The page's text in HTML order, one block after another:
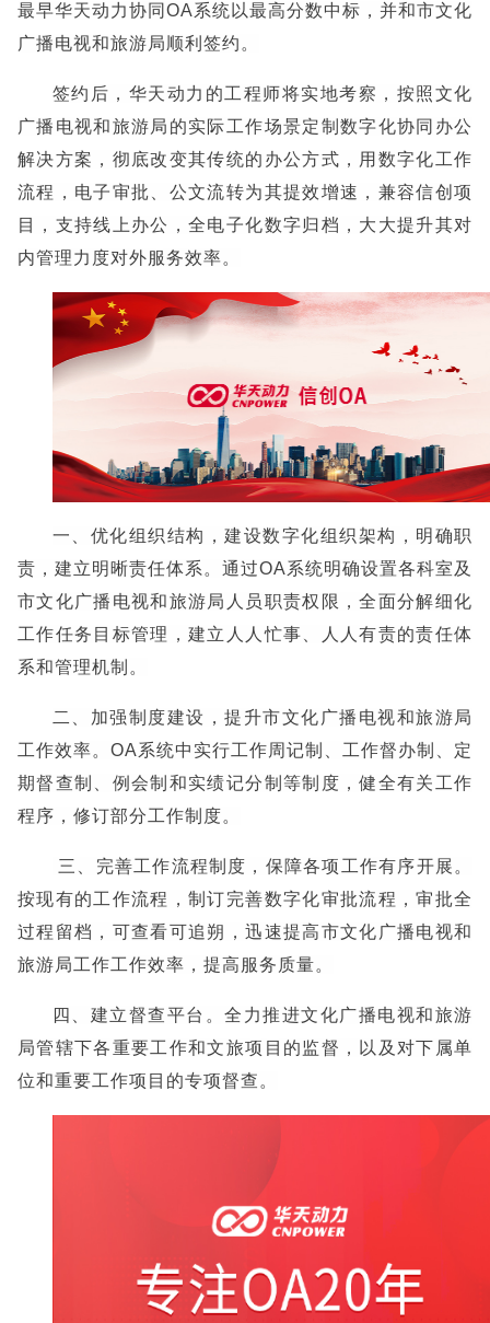
最早华天动力协同OA系统以最高分数中标，并和市文化
广播电视和旅游局顺利签约。
签约后，华天动力的工程师将实地考察，按照文化
广播电视和旅游局的实际工作场景定制数字化协同办公
解决方案，彻底改变其传统的办公方式，用数字化工作
流程，电子审批、公文流转为其提效增速，兼容信创项
目，支持线上办公，全电子化数字归档，大大提升其对
内管理力度对外服务效率。
一、优化组织结构，建设数字化组织架构，明确职
责，建立明晰责任体系。通过OA系统明确设置各科室及
市文化广播电视和旅游局人员职责权限，全面分解细化
工作任务目标管理，建立人人忙事、人人有责的责任体
系和管理机制。
二、加强制度建设，提升市文化广播电视和旅游局
工作效率。OA系统中实行工作周记制、工作督办制、定
期督查制、例会制和实绩记分制等制度，健全有关工作
程序，修订部分工作制度。
三、完善工作流程制度，保障各项工作有序开展。
按现有的工作流程，制订完善数字化审批流程，审批全
过程留档，可查看可追朔，迅速提高市文化广播电视和
旅游局工作工作效率，提高服务质量。
四、建立督查平台。全力推进文化广播电视和旅游
局管辖下各重要工作和文旅项目的监督，以及对下属单
位和重要工作项目的专项督查。